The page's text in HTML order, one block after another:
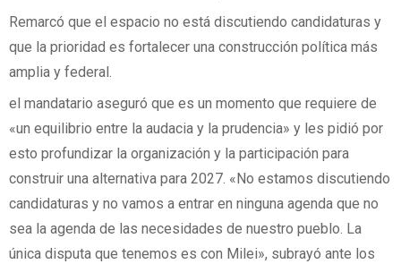
Remarcó que el espacio no está discutiendo candidaturas y
que la prioridad es fortalecer una construcción política más
amplia y federal.
el mandatario aseguró que es un momento que requiere de
«un equilibrio entre la audacia y la prudencia» y les pidió por
esto profundizar la organización y la participación para
construir una alternativa para 2027. «No estamos discutiendo
candidaturas y no vamos a entrar en ninguna agenda que no
sea la agenda de las necesidades de nuestro pueblo. La
única disputa que tenemos es con Milei», subrayó ante los